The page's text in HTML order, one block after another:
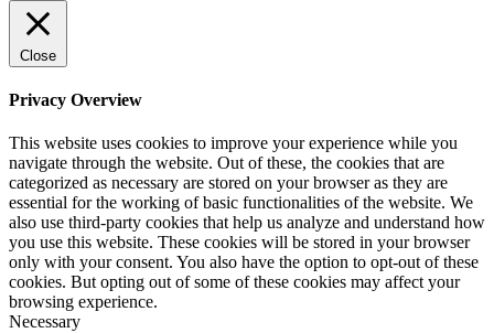
Close
Privacy Overview
This website uses cookies to improve your experience while you
navigate through the website. Out of these, the cookies that are
categorized as necessary are stored on your browser as they are
essential for the working of basic functionalities of the website. We
also use third-party cookies that help us analyze and understand how
you use this website. These cookies will be stored in your browser
only with your consent. You also have the option to opt-out of these
cookies. But opting out of some of these cookies may affect your
browsing experience.
Necessary